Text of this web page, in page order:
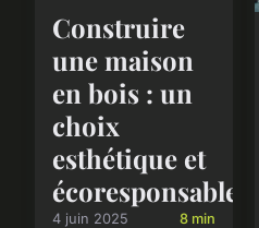
Construire
une maison
en bois : un
choix
esthétique et
écoresponsable
4 juin 2025 8 min